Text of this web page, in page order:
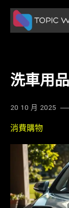
Skip
content
洗車用
20 10 月 2025
消費購物